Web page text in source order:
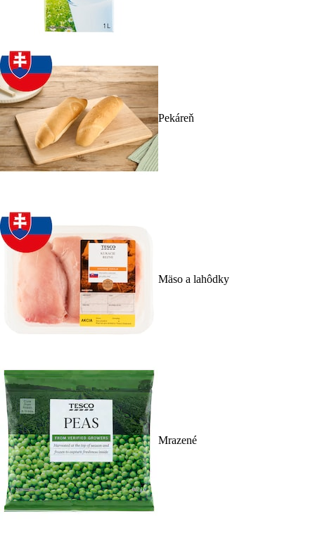
Pekáreň
Mäso a lahôdky
Mrazené